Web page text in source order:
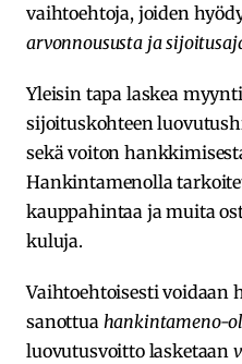
vaihtoehtoja, joiden
arvonnoususta ja
Yleisin tapa laskea
sijoituskohteen
sekä voiton
Hankintamenolla
kauppahintaa ja muita
kuluja.
Vaihtoehtoisesti voidaan
sanottua hankintameno-
luovutusvoitto lasketaan